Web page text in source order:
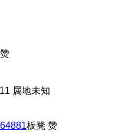
赞
属地未知
板凳 赞